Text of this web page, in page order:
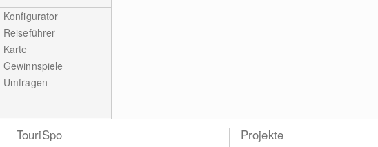
Konfigurator
Reiseführer
Karte
Gewinnspiele
Umfragen
TouriSpo Projekte